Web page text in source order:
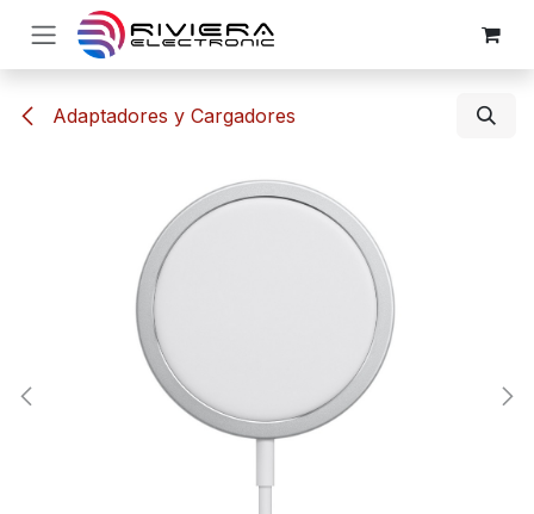
Ir al contenido
Adaptadores y Cargadores